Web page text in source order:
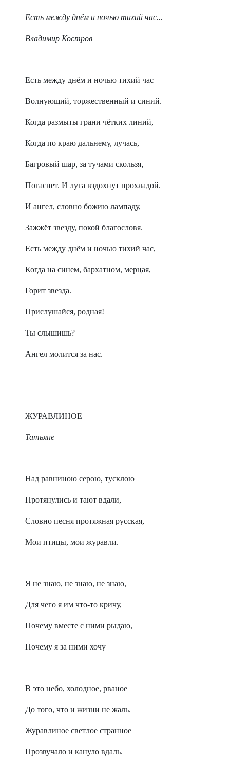
Есть между днём и ночью тихий час...
Владимир Костров
Есть между днём и ночью тихий час
Волнующий, торжественный и синий.
Когда размыты грани чётких линий,
Когда по краю дальнему, лучась,
Багровый шар, за тучами скользя,
Погаснет. И луга вздохнут прохладой.
И ангел, словно божию лампаду,
Зажжёт звезду, покой благословя.
Есть между днём и ночью тихий час,
Когда на синем, бархатном, мерцая,
Горит звезда.
Прислушайся, родная!
Ты слышишь?
Ангел молится за нас.
ЖУРАВЛИНОЕ
Татьяне
Над равниною серою, тусклою
Протянулись и тают вдали,
Словно песня протяжная русская,
Мои птицы, мои журавли.
Я не знаю, не знаю, не знаю,
Для чего я им что-то кричу,
Почему вместе с ними рыдаю,
Почему я за ними хочу
В это небо, холодное, рваное
До того, что и жизни не жаль.
Журавлиное светлое странное
Прозвучало и кануло вдаль.